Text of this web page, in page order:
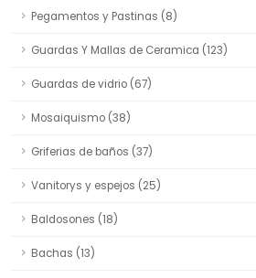
Pegamentos y Pastinas (8)
Guardas Y Mallas de Ceramica (123)
Guardas de vidrio (67)
Mosaiquismo (38)
Griferias de baños (37)
Vanitorys y espejos (25)
Baldosones (18)
Bachas (13)